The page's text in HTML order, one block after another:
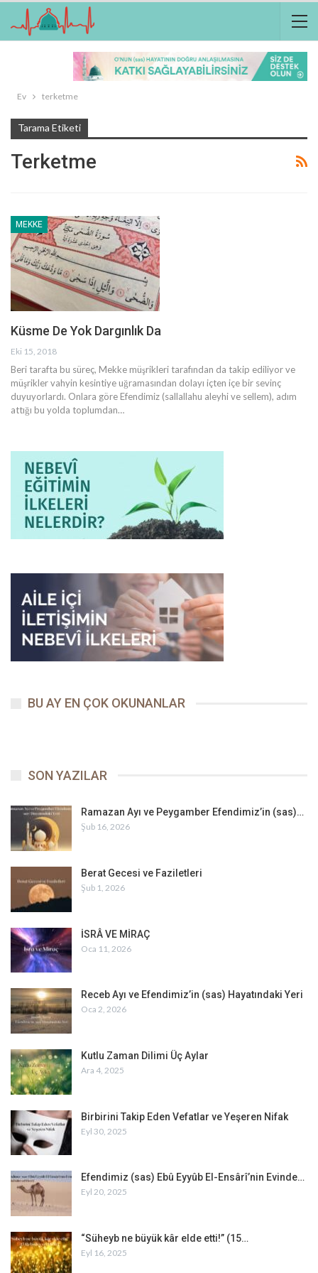
Ev terketme
Tarama Etiketi
Terketme
MEKKE
Küsme De Yok Dargınlık Da
Eki 15, 2018
Beri tarafta bu süreç, Mekke müşrikleri tarafından da takip ediliyor ve
müşrikler vahyin kesintiye uğramasından dolayı içten içe bir sevinç
duyuyorlardı. Onlara göre Efendimiz (sallallahu aleyhi ve sellem), adım
attığı bu yolda toplumdan…
BU AY EN ÇOK OKUNANLAR
SON YAZILAR
Ramazan Ayı ve Peygamber Efendimiz’in (sas)…
Şub 16, 2026
Berat Gecesi ve Faziletleri
Şub 1, 2026
İSRÂ VE MİRAÇ
Oca 11, 2026
Receb Ayı ve Efendimiz’in (sas) Hayatındaki Yeri
Oca 2, 2026
Kutlu Zaman Dilimi Üç Aylar
Ara 4, 2025
Birbirini Takip Eden Vefatlar ve Yeşeren Nifak
Eyl 30, 2025
Efendimiz (sas) Ebû Eyyûb El-Ensârî’nin Evinde…
Eyl 20, 2025
“Süheyb ne büyük kâr elde etti!” (15…
Eyl 16, 2025